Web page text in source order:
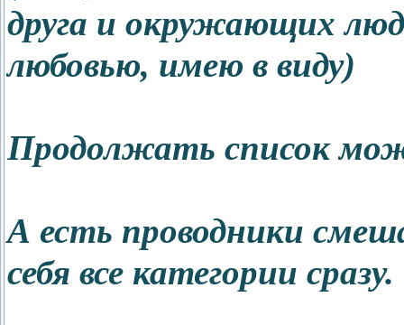
друга и окружающих
любовью, имею в виду)
Продолжать список
А есть проводники
себя все категории сразу.